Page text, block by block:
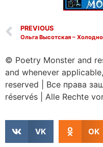
PREVIOUS
Ольга Высотская – Холодно
© Poetry Monster and
and whenever
reserved
Все права
réservés
Alle Rechte
VK OK